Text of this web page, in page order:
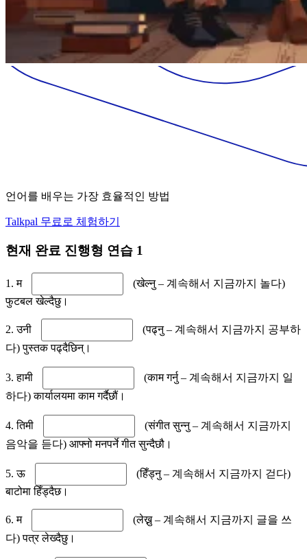
언어를 배우는 가장 효율적인 방법
Talkpal 무료로 체험하기
현재 완료 진행형 연습 1
1. म
(खेल्नु – 계속해서 지금까지 놀다)
फुटबल खेल्दैछु।
2. उनी
(पढ्नु – 계속해서 지금까지 공부하
다) पुस्तक पढ्दैछिन्।
3. हामी
(काम गर्नु – 계속해서 지금까지 일
하다) कार्यालयमा काम गर्दैछौं।
4. तिमी
(संगीत सुन्नु – 계속해서 지금까지
음악을 듣다) आफ्नो मनपर्ने गीत सुन्दैछौ।
5. ऊ
(हिँड्नु – 계속해서 지금까지 걷다)
बाटोमा हिँड्दैछ।
6. म
(लेख्नु – 계속해서 지금까지 글을 쓰
다) पत्र लेख्दैछु।